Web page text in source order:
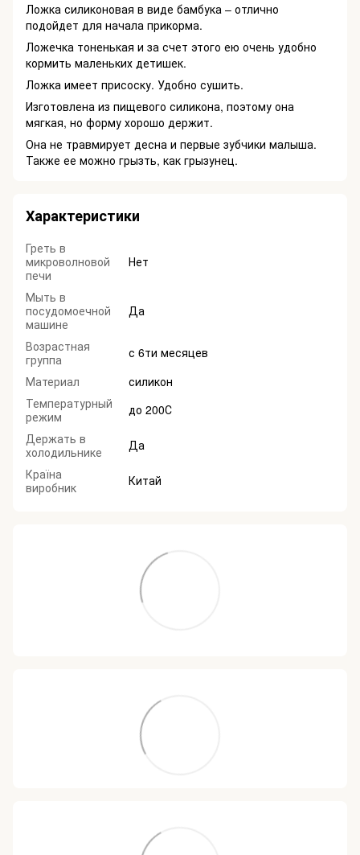
Ложка силиконовая в виде бамбука – отлично
подойдет для начала прикорма.
Ложечка тоненькая и за счет этого ею очень удобно
кормить маленьких детишек.
Ложка имеет присоску. Удобно сушить.
Изготовлена ​​из пищевого силикона, поэтому она
мягкая, но форму хорошо держит.
Она не травмирует десна и первые зубчики малыша.
Также ее можно грызть, как грызунец.
Характеристики
Греть в
микроволновой
печи
Нет
Мыть в
посудомоечной
машине
Да
Возрастная
группа
с 6ти месяцев
Материал
силикон
Температурный
режим
до 200С
Держать в
холодильнике
Да
Країна
виробник
Китай